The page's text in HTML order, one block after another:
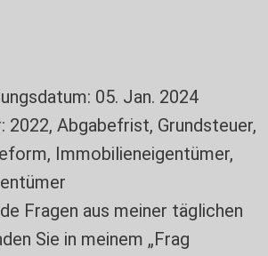
05. Jan. 2024
2022, Abgabefrist, Grundsteuer,
, Immobilieneigentümer,
Fragen aus meiner täglichen
Sie in meinem „Frag